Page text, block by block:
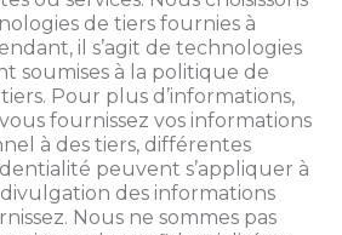
de tiers fournies à
il s’agit de technologies
soumises à la politique de
Pour plus d’informations,
vous fournissez vos informations
à des tiers, différentes
peuvent s’appliquer à
divulgation des informations
Nous ne sommes pas